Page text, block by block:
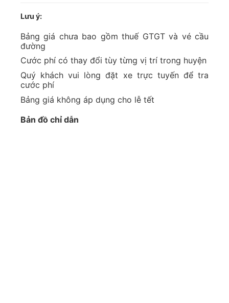
Lưu ý:
Bảng giá chưa bao gồm thuế GTGT và vé cầu
đường
Cước phí có thay đổi tùy từng vị trí trong huyện
Quý khách vui lòng đặt xe trực tuyến để tra
cước phí
Bảng giá không áp dụng cho lễ tết
Bản đồ chỉ dẫn